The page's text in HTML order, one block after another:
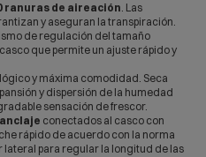
ranuras de aireación. Las
y aseguran la transpiración.
de regulación del tamaño
que permite un ajuste rápido y
y máxima comodidad. Seca
y dispersión de la humedad
sensación de frescor.
conectados al casco con
rápido de acuerdo con la norma
lateral para regular la longitud de las